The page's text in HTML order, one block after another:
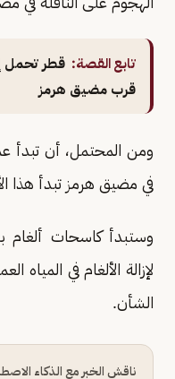
تابع القصة: قطر تحمل
قرب مضيق هرمز
ومن المحتمل، أن تبدأ
في مضيق هرمز تبدأ هذا
وستبدأ كاسحات ألغام
لإزالة الألغام في المياه
الشأن.
ناقش الخبر مع الذكاء